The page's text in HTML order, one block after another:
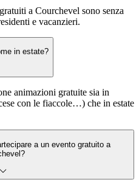
a Courchevel sono senza
e vacanzieri.
in estate?
animazioni gratuite sia in
con le fiaccole…) che in estate
a un evento gratuito a